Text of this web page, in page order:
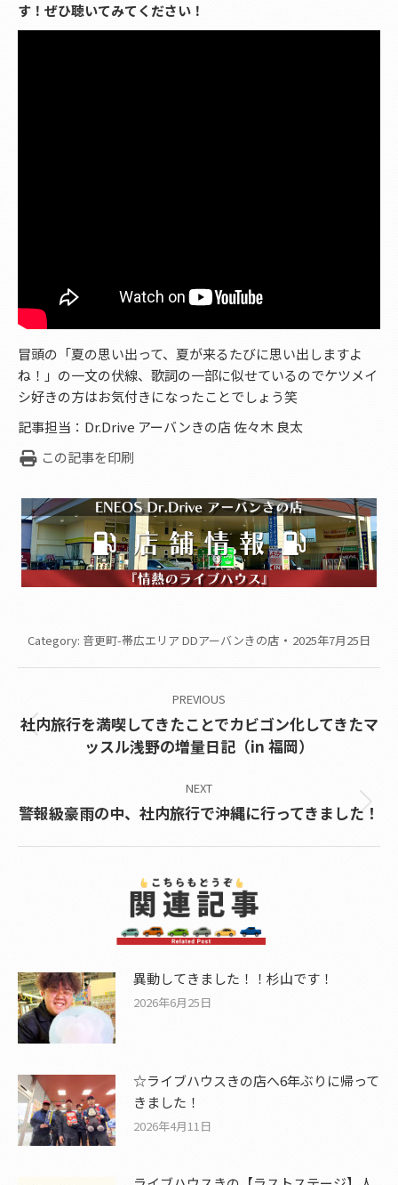
す！ぜひ聴いてみてください！
冒頭の「夏の思い出って、夏が来るたびに思い出しますよ
ね！」の一文の伏線、歌詞の一部に似せているのでケツメイ
シ好きの方はお気付きになったことでしょう笑
記事担当：Dr.Drive アーバンきの店 佐々木 良太
この記事を印刷
Category: 音更町-帯広エリア DDアーバンきの店 2025年7月25日
PREVIOUS
Previous
post:
社内旅行を満喫してきたことでカビゴン化してきたマ
ッスル浅野の増量日記（in 福岡）
NEXT
Next
警報級豪雨の中、社内旅行で沖縄に行ってきました！
異動してきました！！杉山です！
2026年6月25日
☆ライブハウスきの店へ6年ぶりに帰って
きました！
2026年4月11日